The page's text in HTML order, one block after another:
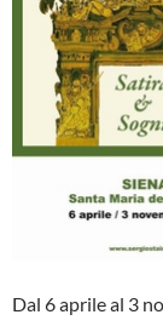
Dal 6 aprile al 3